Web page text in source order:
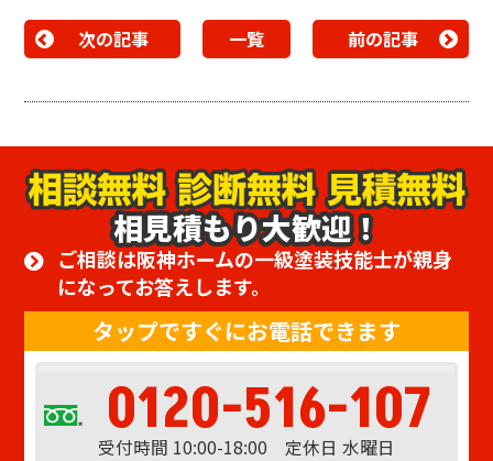
次の記事 一覧 前の記事
相見積もり大歓迎！
ご相談は阪神ホームの一級塗装技能士が親身
になってお答えします。
タップですぐにお電話できます
0120-516-107
受付時間 10:00-18:00 定休日 水曜日